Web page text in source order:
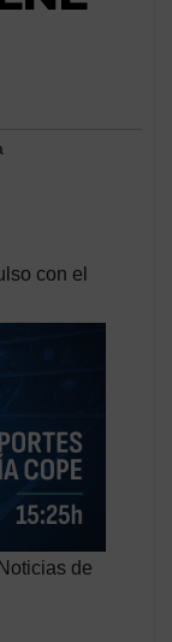
con el
de